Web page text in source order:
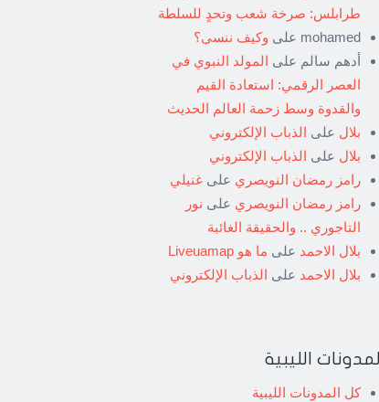
طرابلس: صرخة شعب وتحدٍ للسلطة
mohamed على وكيف ننسى؟
أدهم سالم على المولد النبوي في
العصر الرقمي: استعادة القيم
والقدوة وسط زحمة العالم الحديث
بلال على الذباب الإلكتروني
بلال على الذباب الإلكتروني
رامز رمضان النويصري على غنيلي
رامز رمضان النويصري على نور
التاجوري .. والحقيقة الغائبة
بلال الاحمد على ما هو Liveuamap
بلال الاحمد على الذباب الإلكتروني
المدونات الليبية
كل المدونات الليبية